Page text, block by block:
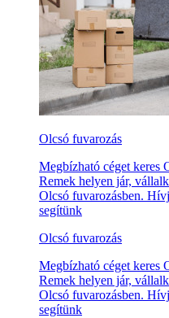
Olcsó fuvarozás
Megbízható céget keres
Remek helyen jár,
Olcsó fuvarozásben.
segítünk
Olcsó fuvarozás
Megbízható céget keres
Remek helyen jár,
Olcsó fuvarozásben.
segítünk